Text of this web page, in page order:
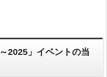
2025」イベントの当